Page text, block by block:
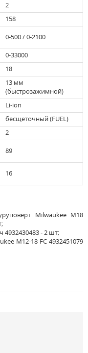
2
158
0-500 / 0-2100
0-33000
18
13 мм
(быстрозажимной)
Li-ion
бесщеточный (FUEL)
2
89
16
Milwaukee M18
4932430483 - 2 шт;
M12-18 FC 4932451079